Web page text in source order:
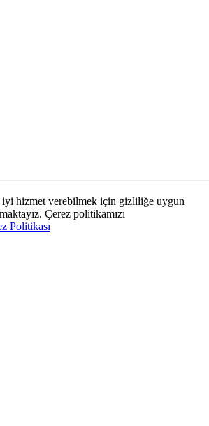
iyi hizmet verebilmek için gizliliğe uygun
Çerez politikamızı
Politikası